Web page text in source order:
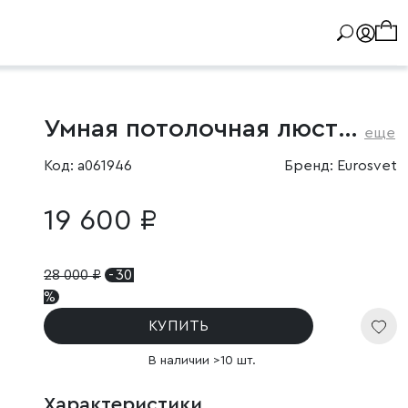
Умная потолочная люстра еще
Код: a061946 Бренд: Eurosvet
19 600 ₽
28 000₽ - 30
%
КУПИТЬ
В наличии >10 шт.